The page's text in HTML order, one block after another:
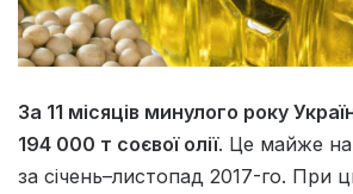
За 11 місяців минулого року
194 000 т соєвої олії. Це майже на
за січень–листопад 2017-го. При